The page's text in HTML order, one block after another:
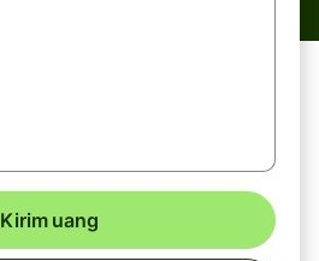
Kirim uang